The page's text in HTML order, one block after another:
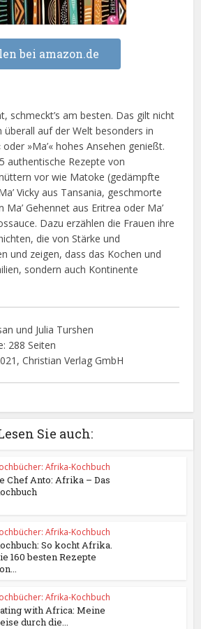
bei amazon.de
schmeckt’s am besten. Das gilt nicht
überall auf der Welt besonders in
»Ma’« hohes Ansehen genießt.
authentische Rezepte von
vor wie Matoke (gedämpfte
Vicky aus Tansania, geschmorte
Ma’ Gehennet aus Eritrea oder Ma’
Dazu erzählen die Frauen ihre
die von Stärke und
und zeigen, dass das Kochen und
sondern auch Kontinente
und Julia Turshen
288 Seiten
Christian Verlag GmbH
Sie auch:
Afrika-Kochbuch
Chef Anto: Afrika – Das
Afrika-Kochbuch
So kocht Afrika.
160 besten Rezepte
Afrika-Kochbuch
with Africa: Meine
durch die...